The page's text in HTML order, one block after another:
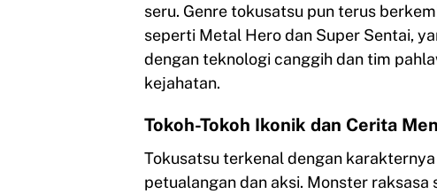
seru. Genre tokusatsu pun terus
seperti Metal Hero dan Super Sentai,
dengan teknologi canggih dan tim
kejahatan.
Tokoh-Tokoh Ikonik dan Cerita
Tokusatsu terkenal dengan
petualangan dan aksi. Monster